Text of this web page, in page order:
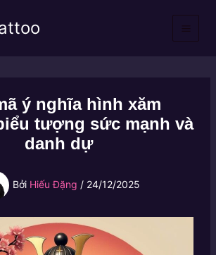
ý nghĩa hình xăm
tượng sức mạnh và
danh dự
Bởi Hiếu Đặng / 24/12/2025